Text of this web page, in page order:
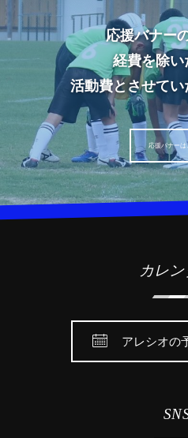
応援バナー
経費を除い
活動費とさせて
応援バナーは
カレ
アレシオの